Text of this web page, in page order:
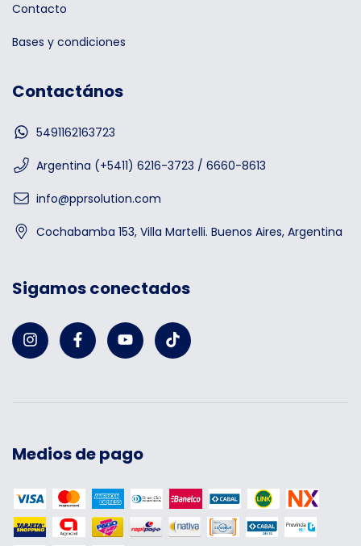
Contacto
Bases y condiciones
Contactános
5491162163723
Argentina (+5411) 6216-3723 / 6660-8613
info@pprsolution.com
Cochabamba 153, Villa Martelli. Buenos Aires, Argentina
Sigamos conectados
Medios de pago